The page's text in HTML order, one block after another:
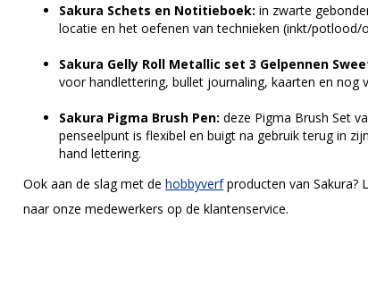
Sakura Schets en Notitieboek: in zwarte
locatie en het oefenen van technieken (inkt/potlood/
Sakura Gelly Roll Metallic set 3 Gelpennen
voor handlettering, bullet journaling, kaarten en nog
Sakura Pigma Brush Pen: deze Pigma Brush Set
penseelpunt is flexibel en buigt na gebruik terug in
hand lettering.
Ook aan de slag met de hobbyverfproducten van Sakura?
naar onze medewerkers op de klantenservice.